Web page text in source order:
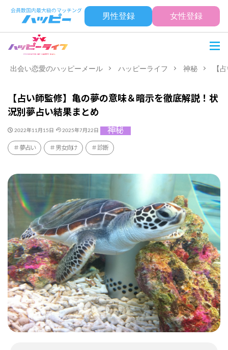
男性登録 女性登録
出会い恋愛のハッピーメール ハッピーライフ 神秘 【
【占い師監修】亀の夢の意味＆暗示を徹底解説！状
況別夢占い結果まとめ
2022年11月15日 2025年7月22日 神秘
夢占い 男女向け 診断